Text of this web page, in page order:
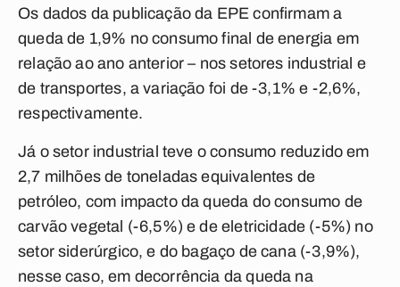
Os dados da publicação da EPE confirmam a
queda de 1,9% no consumo final de energia em
relação ao ano anterior – nos setores industrial e
de transportes, a variação foi de -3,1% e -2,6%,
respectivamente.
Já o setor industrial teve o consumo reduzido em
2,7 milhões de toneladas equivalentes de
petróleo, com impacto da queda do consumo de
carvão vegetal (-6,5%) e de eletricidade (-5%) no
setor siderúrgico, e do bagaço de cana (-3,9%),
nesse caso, em decorrência da queda na